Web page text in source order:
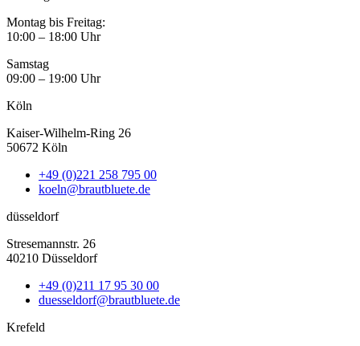
Montag bis Freitag:
10:00 – 18:00 Uhr
Samstag
09:00 – 19:00 Uhr
Köln
Kaiser-Wilhelm-Ring 26
50672 Köln
+49 (0)221 258 795 00
koeln@brautbluete.de
düsseldorf
Stresemannstr. 26
40210 Düsseldorf
+49 (0)211 17 95 30 00
duesseldorf@brautbluete.de
Krefeld